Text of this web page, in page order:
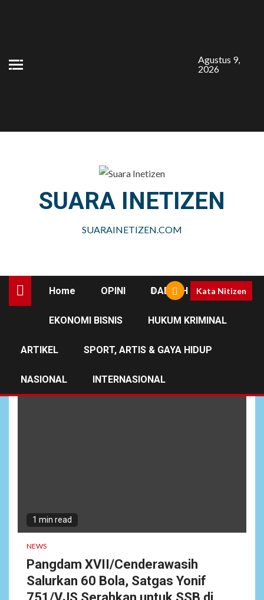
Agustus 9,
2026
SUARA INETIZEN
SUARAINETIZEN.COM
Home OPINI DAERAH
EKONOMI BISNIS HUKUM KRIMINAL
ARTIKEL SPORT, ARTIS & GAYA HIDUP
NASIONAL INTERNASIONAL
Kata Nitizen
1 min read
NEWS
Pangdam XVII/Cenderawasih
Salurkan 60 Bola, Satgas Yonif